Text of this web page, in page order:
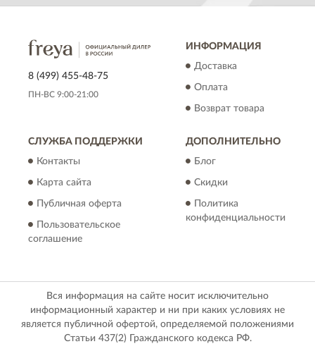
8 (499) 455-48-75
ПН-ВС 9:00-21:00
ИНФОРМАЦИЯ
Доставка
Оплата
Возврат товара
СЛУЖБА ПОДДЕРЖКИ
Контакты
Карта сайта
Публичная оферта
Пользовательское
соглашение
ДОПОЛНИТЕЛЬНО
Блог
Скидки
Политика
конфиденциальности
Вся информация на сайте носит исключительно
информационный характер и ни при каких условиях не
является публичной офертой, определяемой положениями
Статьи 437(2) Гражданского кодекса РФ.